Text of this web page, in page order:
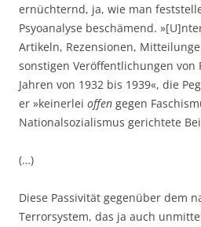
ernüchternd, ja, wie man
Psyoanalyse beschämend.
Artikeln, Rezensionen,
sonstigen Veröffentlichungen von
Jahren von 1932 bis 1939«, die
er »keinerlei offen gegen
Nationalsozialismus gerichtete
(…)
Diese Passivität gegenüber dem
Terrorsystem, das ja auch